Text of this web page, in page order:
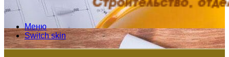
Меню
Switch skin